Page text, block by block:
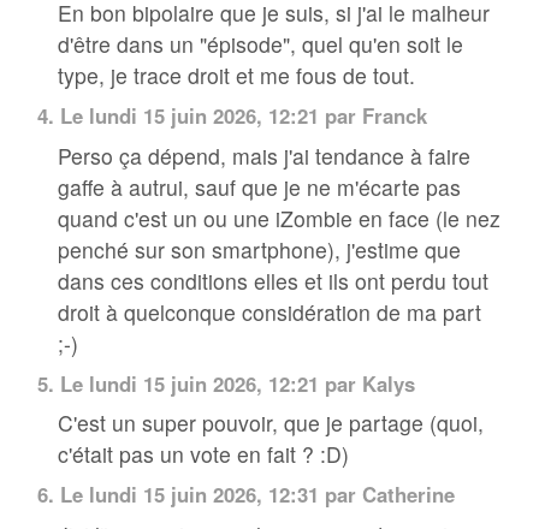
En bon bipolaire que je suis, si j'ai le malheur
d'être dans un "épisode", quel qu'en soit le
type, je trace droit et me fous de tout.
4. Le lundi 15 juin 2026, 12:21 par Franck
Perso ça dépend, mais j'ai tendance à faire
gaffe à autrui, sauf que je ne m'écarte pas
quand c'est un ou une iZombie en face (le nez
penché sur son smartphone), j'estime que
dans ces conditions elles et ils ont perdu tout
droit à quelconque considération de ma part
;-)
5. Le lundi 15 juin 2026, 12:21 par Kalys
C'est un super pouvoir, que je partage (quoi,
c'était pas un vote en fait ? :D)
6. Le lundi 15 juin 2026, 12:31 par Catherine